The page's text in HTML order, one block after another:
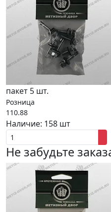
пакет 5 шт.
Розница
110.88
Наличие: 158 шт
Не забудьте